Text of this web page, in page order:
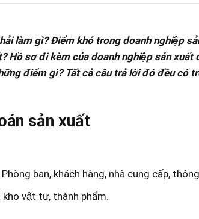
làm gì? Điểm khó trong doanh nghiệp
Hồ sơ đi kèm của doanh nghiệp sản xuất
điểm gì? Tất cả câu trả lời đó đều có
sản xuất
ban, khách hàng, nhà cung cấp,
vật tư, thành phẩm.